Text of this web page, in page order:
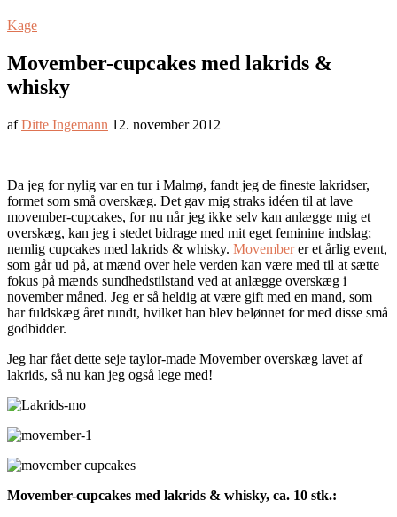
Kage
Movember-cupcakes med lakrids &
whisky
afDitte Ingemann 12. november 2012
Da jeg for nylig var en tur i Malmø, fandt jeg de fineste lakridser,
formet som små overskæg. Det gav mig straks idéen til at lave
movember-cupcakes, for nu når jeg ikke selv kan anlægge mig et
overskæg, kan jeg i stedet bidrage med mit eget feminine indslag;
nemlig cupcakes med lakrids & whisky. Movemberer et årlig event,
som går ud på, at mænd over hele verden kan være med til at sætte
fokus på mænds sundhedstilstand ved at anlægge overskæg i
november måned. Jeg er så heldig at være gift med en mand, som
har fuldskæg året rundt, hvilket han blev belønnet for med disse små
godbidder.
Jeg har fået dette seje taylor-made Movember overskæg lavet af
lakrids, så nu kan jeg også lege med!
Movember-cupcakes med lakrids & whisky, ca. 10 stk.: